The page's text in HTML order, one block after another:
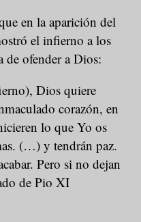
en la aparición del
el infierno a los
de ofender a Dios:
Dios quiere
corazón, en
lo que Yo os
(…) y tendrán paz.
Pero si no dejan
de Pio XI